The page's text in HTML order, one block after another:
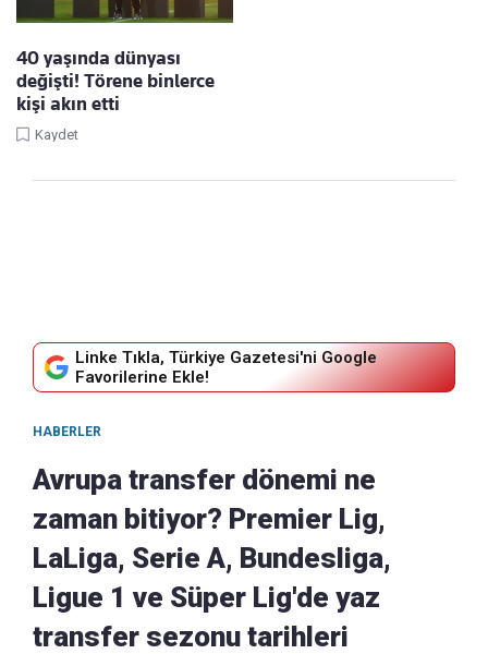
40 yaşında dünyası
değişti! Törene binlerce
kişi akın etti
Kaydet
Linke Tıkla, Türkiye Gazetesi'ni Google
Favorilerine Ekle!
HABERLER
Avrupa transfer dönemi ne
zaman bitiyor? Premier Lig,
LaLiga, Serie A, Bundesliga,
Ligue 1 ve Süper Lig'de yaz
transfer sezonu tarihleri